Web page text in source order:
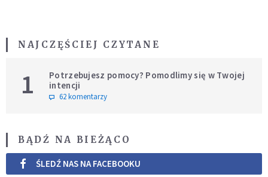
NAJCZĘŚCIEJ CZYTANE
1
Potrzebujesz pomocy? Pomodlimy się w Twojej
intencji
62 komentarzy
BĄDŹ NA BIEŻĄCO
ŚLEDŹ NAS NA FACEBOOKU